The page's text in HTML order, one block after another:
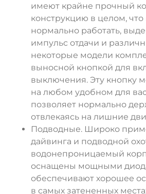
имеют крайне прочный
конструкцию в целом, что
нормально работать,
импульс отдачи и
некоторые модели
выносной кнопкой для
выключения. Эту кнопку
на любом удобном для
позволяет нормально
отвлекаясь на лишние
Подводные. Широко
дайвинга и подводной
водонепроницаемый
оснащены мощными
обеспечивают хорошее
в самых затененных